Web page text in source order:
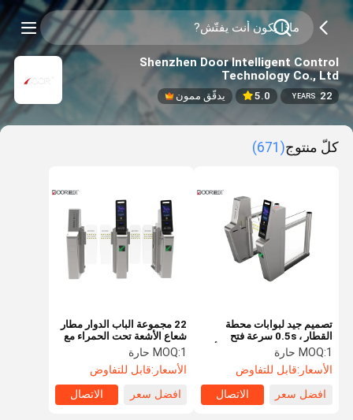
Shenzhen Door Intelligent Control
Technology Co., Ltd
22
YEARS
5.0 يدقّق ممون
كلّ منتوج(671)
22 مجموعة الباب الدوار مطار
شعاع الأشعة تحت الحمراء مع
واجهة الاتصالات Rs485
MOQ:1 حارة
الأسعار:قابل للتفاوض
افضل سعر
الاتصال
تصميم جيد لبوابات محطة
القطار ، 0.5s سرعة فتح
بوابات الفولاذ المقاوم للصدأ
MOQ:1 حارة
الأسعار:قابل للتفاوض
افضل سعر
الاتصال